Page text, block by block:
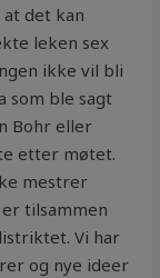
det kan
leken sex
ikke vil bli
som ble sagt
Bohr eller
etter møtet.
mestrer
tilsammen
Vi har
og nye ideer